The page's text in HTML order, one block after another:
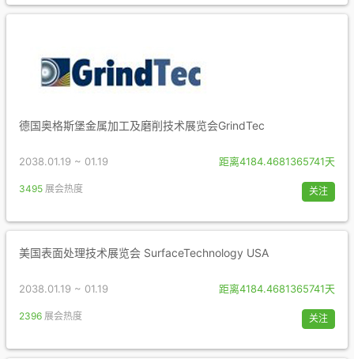
德国奥格斯堡金属加工及磨削技术展览会GrindTec
2038.01.19 ~ 01.19 距离4184.4681365741天
3495 展会热度 关注
美国表面处理技术展览会 SurfaceTechnology USA
2038.01.19 ~ 01.19 距离4184.4681365741天
2396 展会热度 关注